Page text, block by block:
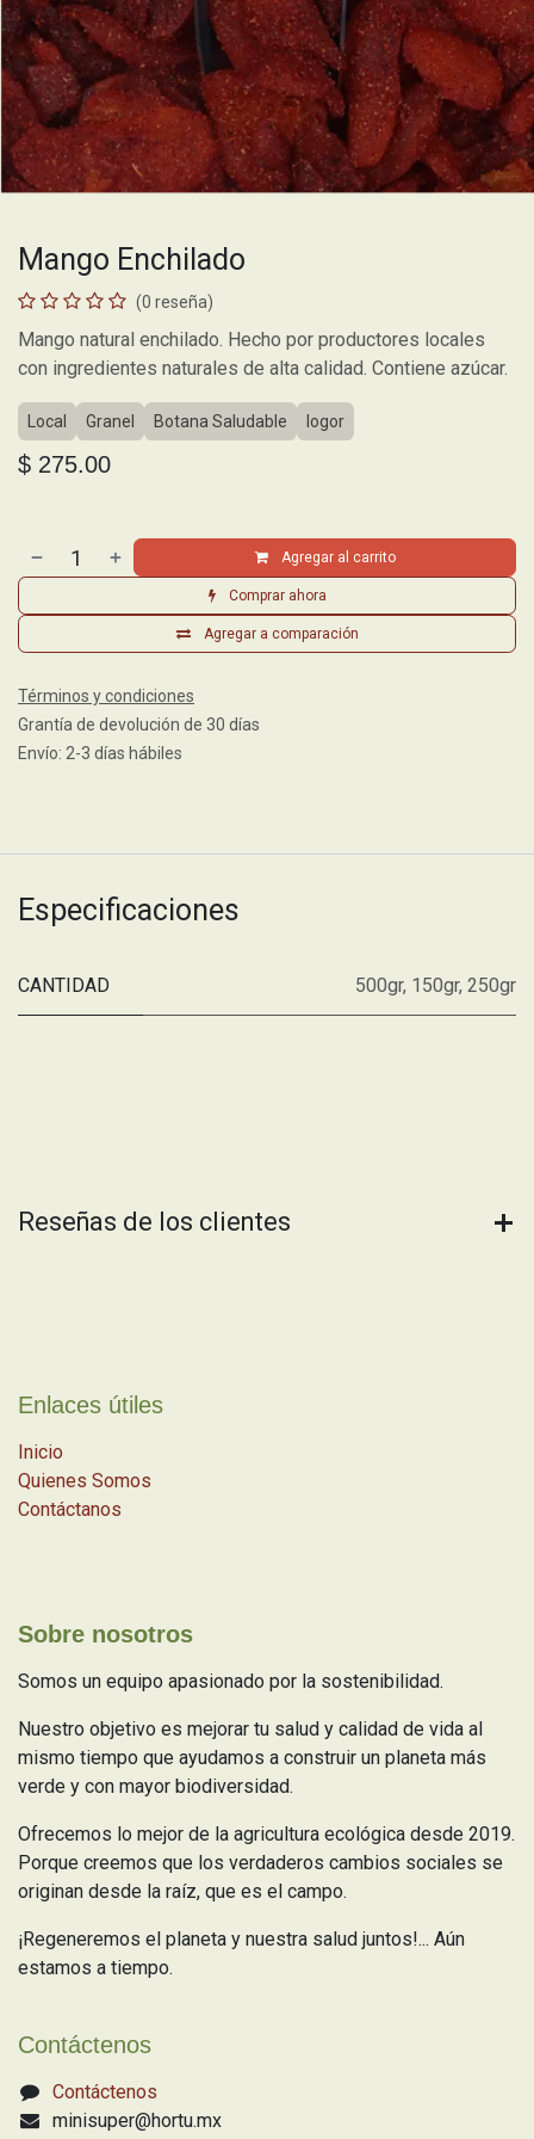
Mango Enchilado
(0 reseña)
Mango natural enchilado. Hecho por productores locales
con ingredientes naturales de alta calidad. Contiene azúcar.
Local Granel Botana Saludable logor
$ 275.00
Agregar al carrito
Comprar ahora
Agregar a comparación
Términos y condiciones
Grantía de devolución de 30 días
Envío: 2-3 días hábiles
Especificaciones
CANTIDAD 500gr, 150gr, 250gr
Reseñas de los clientes
Enlaces útiles
Inicio
Quienes Somos
Contáctanos
Sobre nosotros
Somos un equipo apasionado por la sostenibilidad.
Nuestro objetivo es mejorar tu salud y calidad de vida al
mismo tiempo que ayudamos a construir un planeta más
verde y con mayor biodiversidad.
Ofrecemos lo mejor de la agricultura ecológica desde 2019.
Porque creemos que los verdaderos cambios sociales se
originan desde la raíz, que es el campo.
¡Regeneremos el planeta y nuestra salud juntos!... Aún
estamos a tiempo.
Contáctenos
Contáctenos
minisuper@hortu.mx